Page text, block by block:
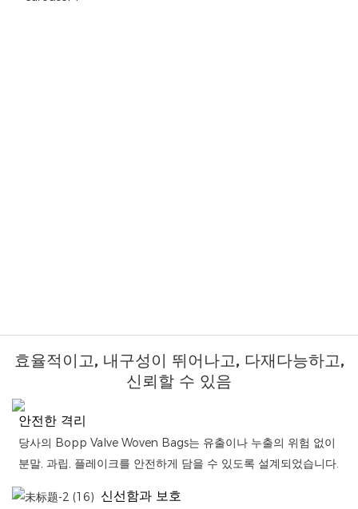
효율적이고, 내구성이 뛰어나고, 다재다능하고,
신뢰할 수 있음
안전한 격리
당사의 Bopp Valve Woven Bags는 유출이나 누출의 위험 없이
분말, 과립, 플레이크를 안전하게 담을 수 있도록 설계되었습니다.
신선함과 보호